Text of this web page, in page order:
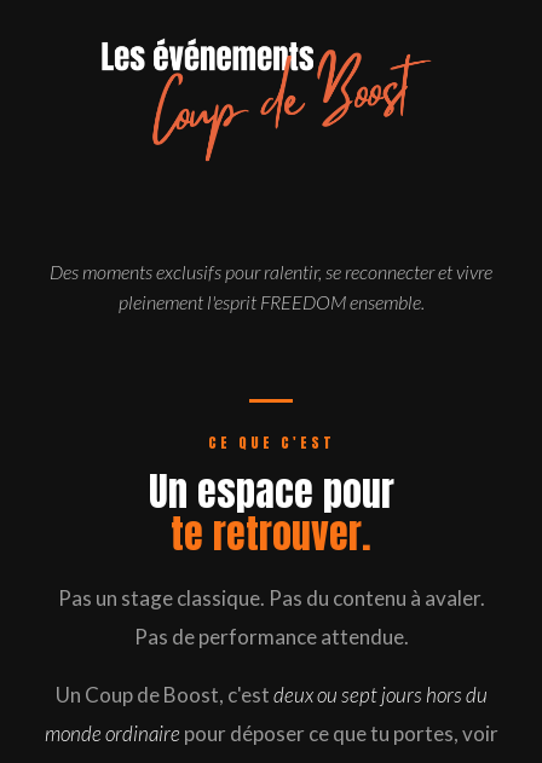
Des moments exclusifs pour ralentir, se reconnecter et vivre
pleinement l'esprit FREEDOM ensemble.
CE QUE C'EST
Un espace pour
te retrouver.
Pas un stage classique. Pas du contenu à avaler.
Pas de performance attendue.
Un Coup de Boost, c'estdeux ou sept jours hors du
monde ordinaire pour déposer ce que tu portes, voir